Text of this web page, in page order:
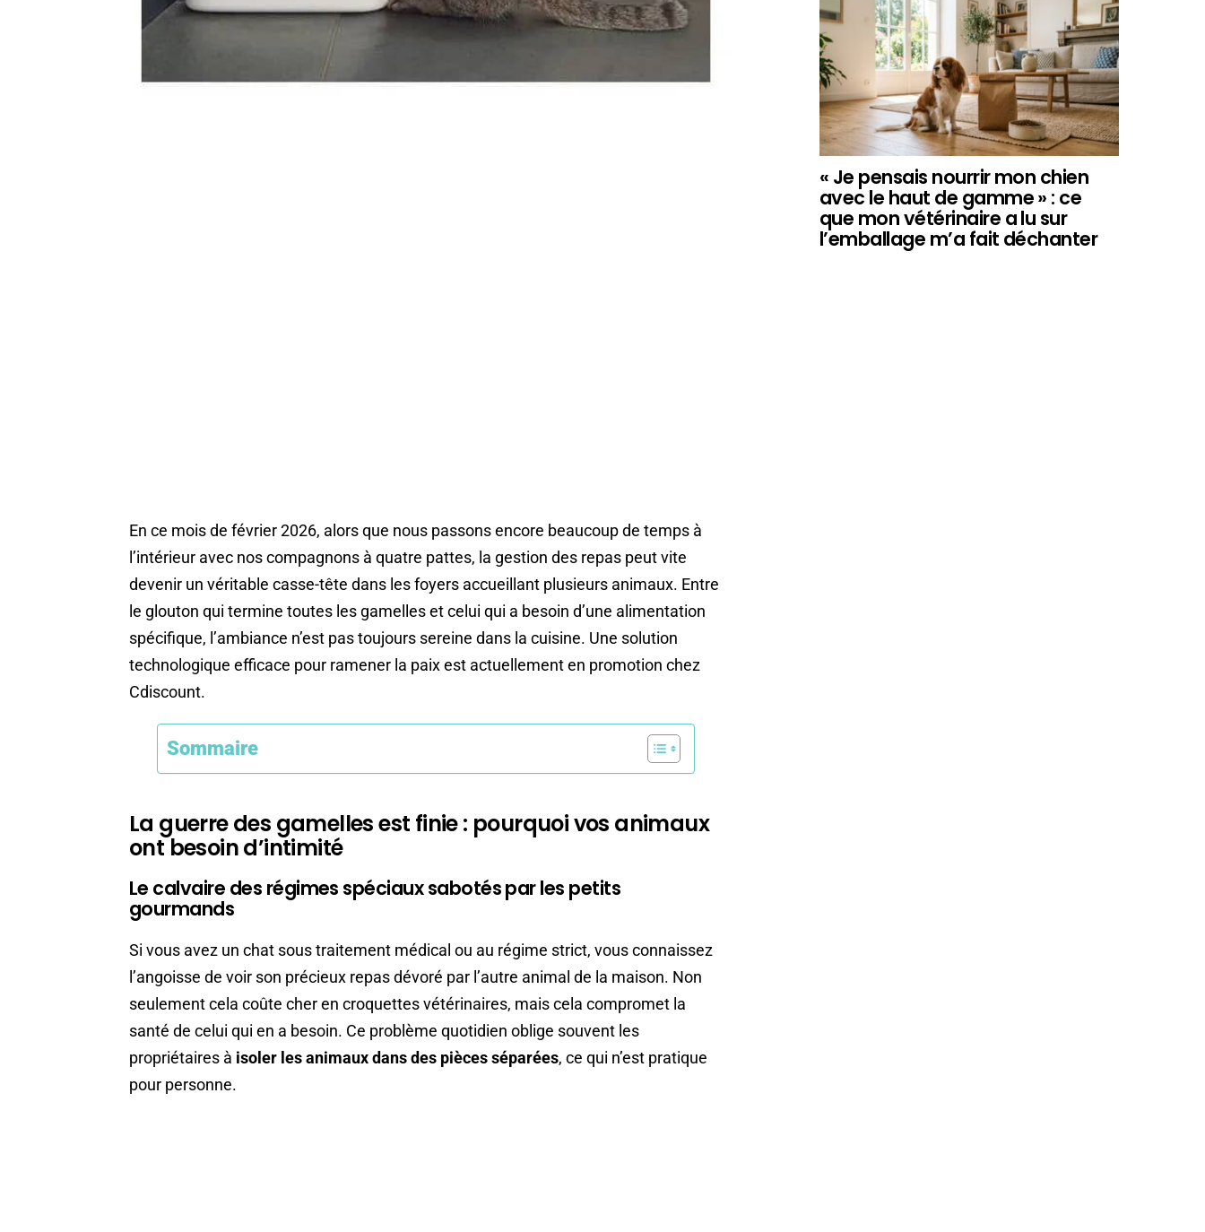
En ce mois de février 2026, alors que nous passons encore beaucoup de temps à
l’intérieur avec nos compagnons à quatre pattes, la gestion des repas peut vite
devenir un véritable casse-tête dans les foyers accueillant plusieurs animaux. Entre
le glouton qui termine toutes les gamelles et celui qui a besoin d’une alimentation
spécifique, l’ambiance n’est pas toujours sereine dans la cuisine. Une solution
technologique efficace pour ramener la paix est actuellement en promotion chez
Cdiscount.
Sommaire
La guerre des gamelles est finie : pourquoi vos animaux
ont besoin d’intimité
Le calvaire des régimes spéciaux sabotés par les petits
gourmands
Si vous avez un chat sous traitement médical ou au régime strict, vous connaissez
l’angoisse de voir son précieux repas dévoré par l’autre animal de la maison. Non
seulement cela coûte cher en croquettes vétérinaires, mais cela compromet la
santé de celui qui en a besoin. Ce problème quotidien oblige souvent les
propriétaires à isoler les animaux dans des pièces séparées, ce qui n’est pratique
pour personne.
« Je pensais nourrir mon chien
avec le haut de gamme » : ce
que mon vétérinaire a lu sur
l’emballage m’a fait déchanter